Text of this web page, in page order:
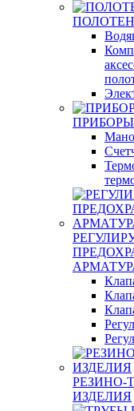
РЕЗИНО-
ИЗДЕЛИЯ